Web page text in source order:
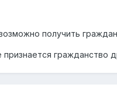
получить
гражданство